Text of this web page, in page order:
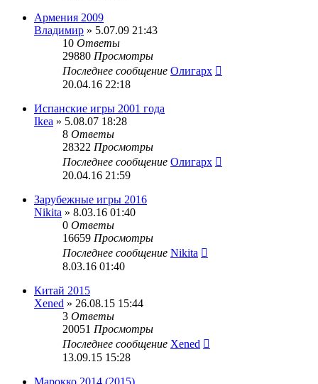
Армения 2009
Владимир » 5.07.09 21:43
10 Ответы
29880 Просмотры
Последнее сообщение Олигарх
20.04.16 22:18
Испанские игры 2001 года
Ikea » 5.08.07 18:28
8 Ответы
28322 Просмотры
Последнее сообщение Олигарх
20.04.16 21:59
Зарубежные игры 2016
Nikita » 8.03.16 01:40
0 Ответы
16659 Просмотры
Последнее сообщение Nikita
8.03.16 01:40
Китай 2015
Xened » 26.08.15 15:44
3 Ответы
20051 Просмотры
Последнее сообщение Xened
13.09.15 15:28
Марокко 2014 (2015)